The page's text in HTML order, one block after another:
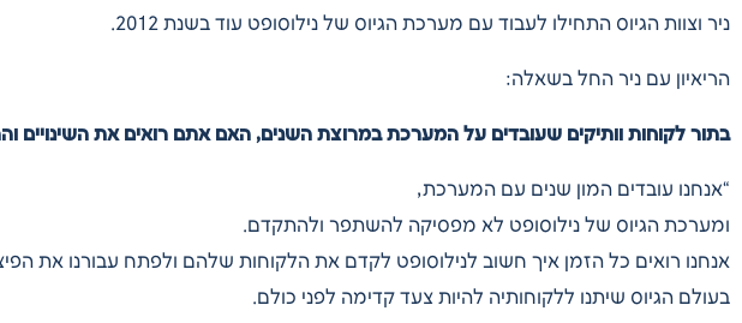
ניר וצוות הגיוס התחילו לעבוד עם מערכת הגיוס של נילוסופט עוד בשנת 2012.
הריאיון עם ניר החל בשאלה:
בתור לקוחות וותיקים שעובדים על המערכת במרוצת השנים, האם אתם רואים את השינויים
“אנחנו עובדים המון שנים עם המערכת,
ומערכת הגיוס של נילוסופט לא מפסיקה להשתפר ולהתקדם.
אנחנו רואים כל הזמן איך חשוב לנילוסופט לקדם את הלקוחות שלהם ולפתח עבורנו את
בעולם הגיוס שיתנו ללקוחותיה להיות צעד קדימה לפני כולם.